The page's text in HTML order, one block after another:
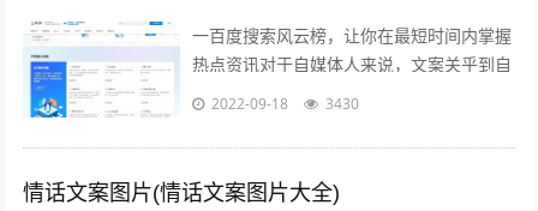
一百度搜索风云榜，让你在最短时间内掌握
热点资讯对于自媒体人来说，文案关乎到自
己的流量问题而自己的写作方向和文案编辑
2022-09-18 3430
情话文案图片(情话文案图片大全)